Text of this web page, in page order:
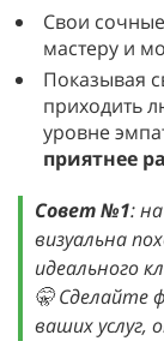
Свои
мастеру и
Показывая
приходить
уровне
приятнее
Совет №1:
визуальна
идеального
🤫 Сделайте
ваших услуг,